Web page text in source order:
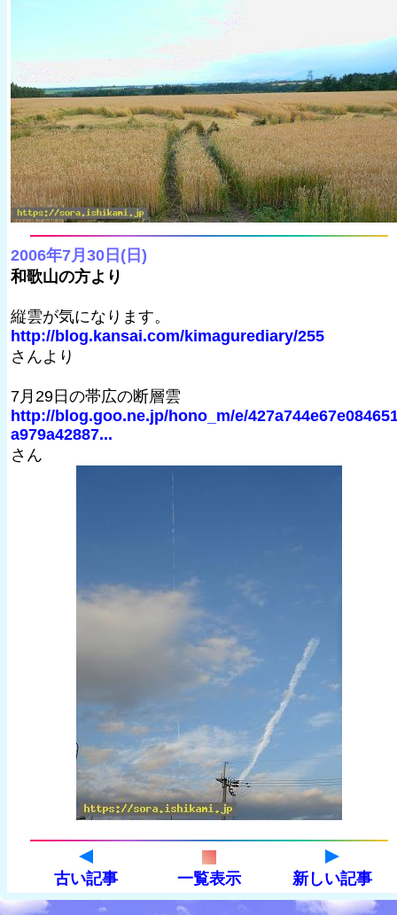
2006年7月30日(日)
和歌山の方より
縦雲が気になります。
http://blog.kansai.com/kimagurediary/255
さんより
7月29日の帯広の断層雲
http://blog.goo.ne.jp/hono_m/e/
a979a42887...
さん
古い記事 一覧表示 新しい記事